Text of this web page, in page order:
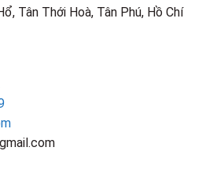
Tân Thới Hoà, Tân Phú, Hồ Chí